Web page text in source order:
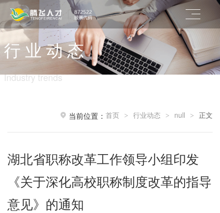
行 业 动 态
Industry trends
当前位置： 首页 > 行业动态 > null > 正文
湖北省职称改革工作领导小组印发
《关于深化高校职称制度改革的指导
意见》的通知